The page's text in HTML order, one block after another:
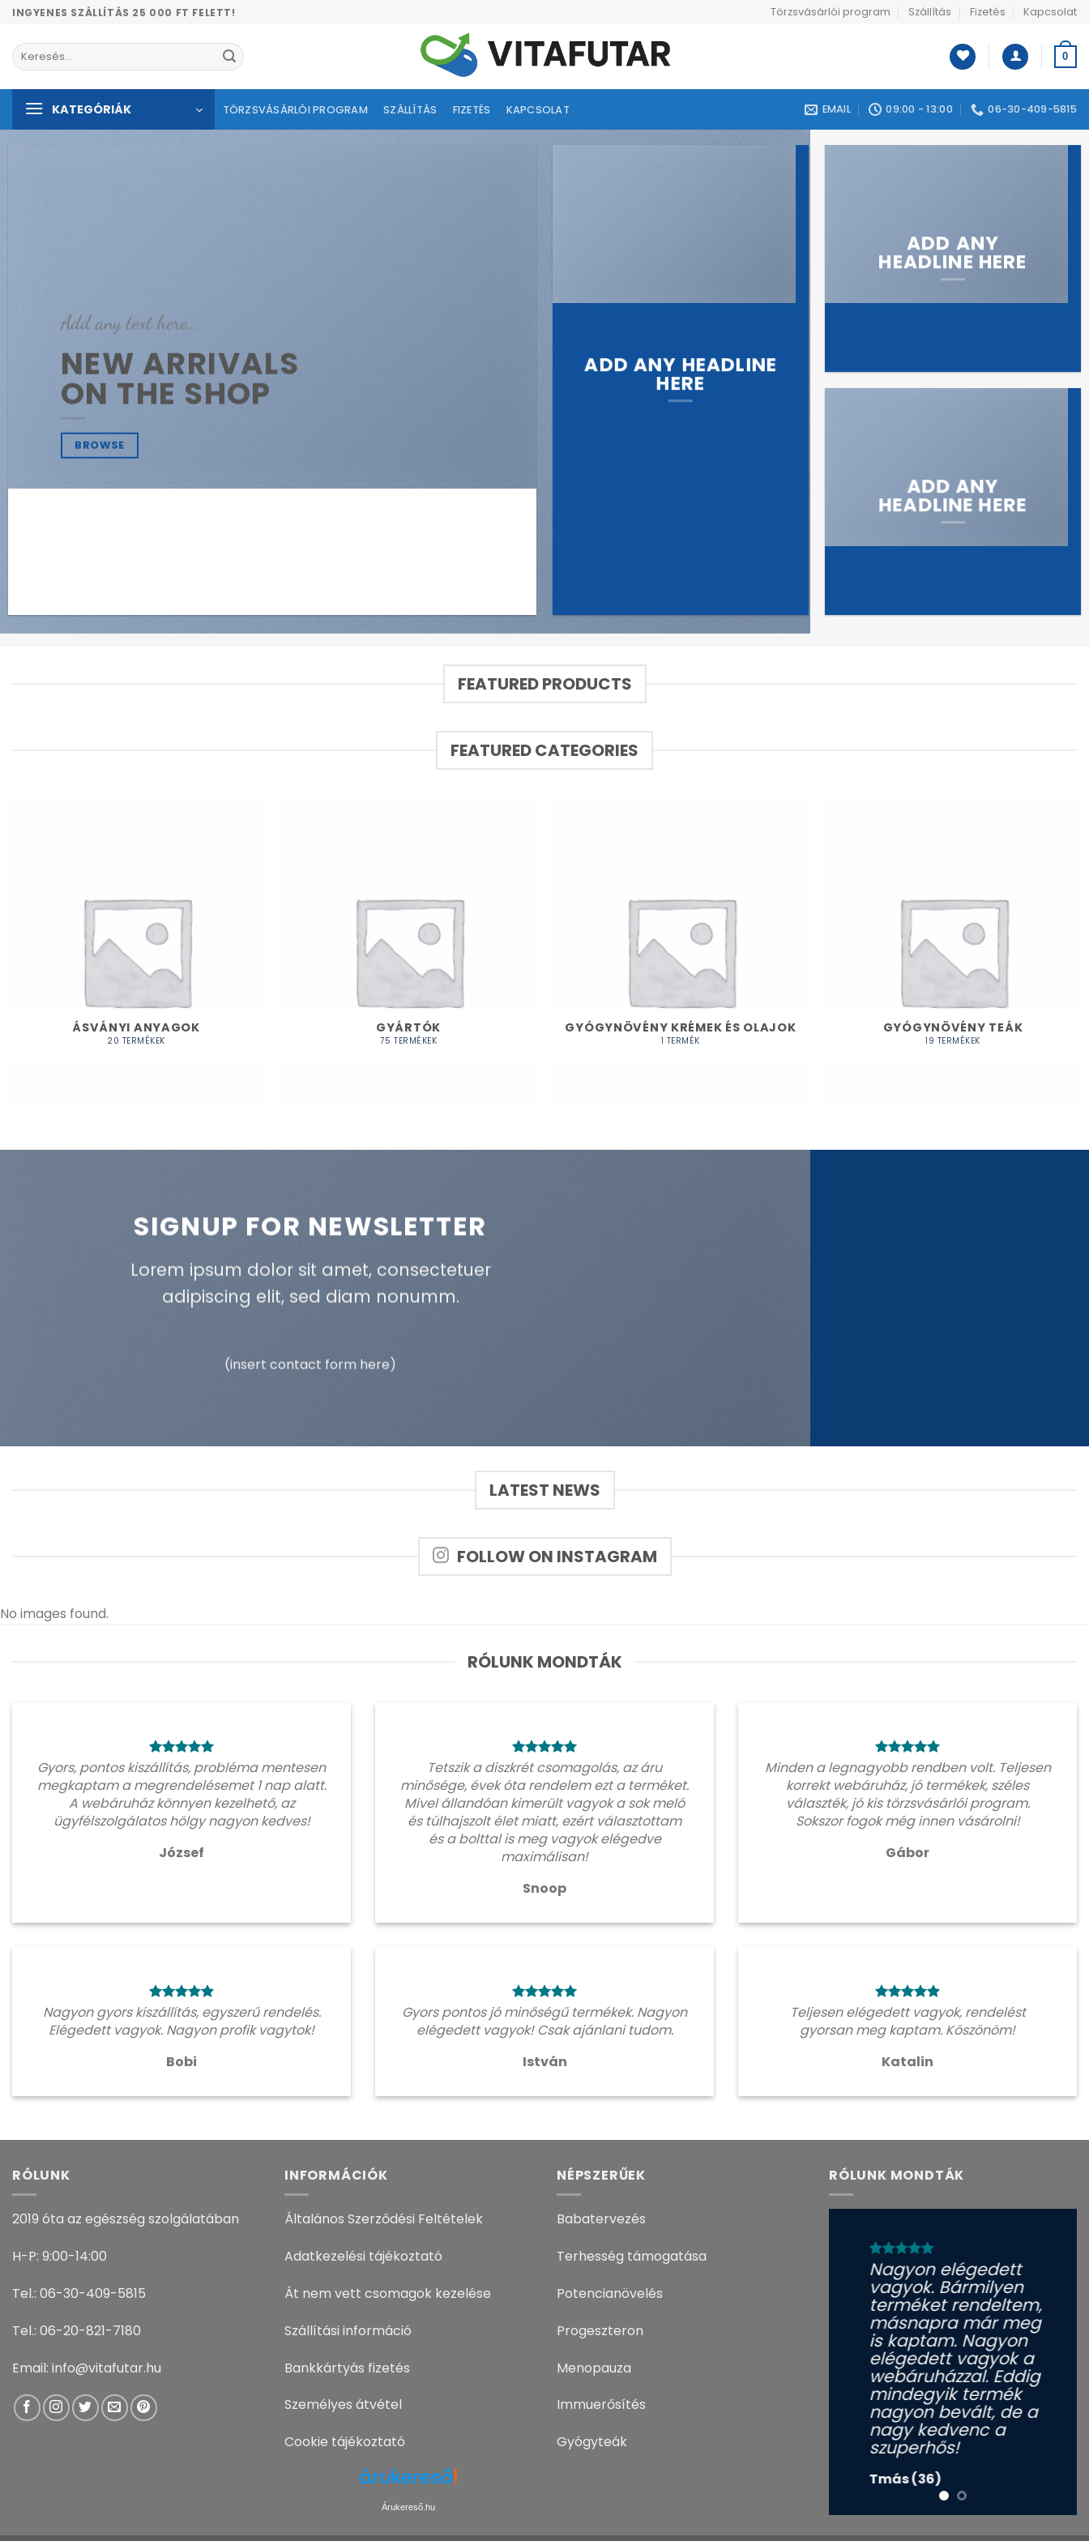
Skip
content
INGYENES SZÁLLÍTÁS 25 000 FT FELETT! Törzsvásárlói program Szállítás Fizetés Kapcsolat
Keresés
a
0
KATEGÓRIÁK TÖRZSVÁSÁRLÓI PROGRAM SZÁLLÍTÁS FIZETÉS KAPCSOLAT EMAIL 09:00 - 13:00 06-30-409-5815
Add any text here…
NEW ARRIVALS
ON THE SHOP
BROWSE
ADD ANY HEADLINE
HERE
ADD ANY
HEADLINE HERE
ADD ANY
HEADLINE HERE
FEATURED PRODUCTS
FEATURED CATEGORIES
ÁSVÁNYI ANYAGOK
20 TERMÉKEK
GYÁRTÓK
75 TERMÉKEK
GYÓGYNÖVÉNY KRÉMEK ÉS OLAJOK
1 TERMÉK
GYÓGYNÖVÉNY TEÁK
19 TERMÉKEK
SIGNUP FOR NEWSLETTER
Lorem ipsum dolor sit amet, consectetuer
adipiscing elit, sed diam nonumm.
(insert contact form here)
LATEST NEWS
FOLLOW ON INSTAGRAM
No images found.
RÓLUNK MONDTÁK
Gyors, pontos kiszállítás, probléma mentesen
megkaptam a megrendelésemet 1 nap alatt.
A webáruház könnyen kezelhető, az
ügyfélszolgálatos hölgy nagyon kedves!
József
Tetszik a diszkrét csomagolás, az áru
minősége, évek óta rendelem ezt a terméket.
Mivel állandóan kimerült vagyok a sok meló
és túlhajszolt élet miatt, ezért választottam
és a bolttal is meg vagyok elégedve
maximálisan!
Snoop
Minden a legnagyobb rendben volt. Teljesen
korrekt webáruház, jó termékek, széles
választék, jó kis törzsvásárlói program.
Sokszor fogok még innen vásárolni!
Gábor
Nagyon gyors kiszállítás, egyszerű rendelés.
Elégedett vagyok. Nagyon profik vagytok!
Bobi
Gyors pontos jó minőségű termékek. Nagyon
elégedett vagyok! Csak ajánlani tudom.
István
Teljesen elégedett vagyok, rendelést
gyorsan meg kaptam. Köszönöm!
Katalin
RÓLUNK
2019 óta az egészség szolgálatában
H-P: 9:00-14:00
Tel.: 06-30-409-5815
Tel.: 06-20-821-7180
Email: info@vitafutar.hu
INFORMÁCIÓK
Általános Szerződési Feltételek
Adatkezelési tájékoztató
Át nem vett csomagok kezelése
Szállítási információ
Bankkártyás fizetés
Személyes átvétel
Cookie tájékoztató
Árukereső.hu
NÉPSZERŰEK
Babatervezés
Terhesség támogatása
Potencianövelés
Progeszteron
Menopauza
Immuerősítés
Gyógyteák
RÓLUNK MONDTÁK
Nagyon elégedett
vagyok. Bármilyen
terméket rendeltem,
másnapra már meg
is kaptam. Nagyon
elégedett vagyok a
webáruházzal. Eddig
mindegyik termék
nagyon bevált, de a
nagy kedvenc a
szuperhős!
Tmás (36)